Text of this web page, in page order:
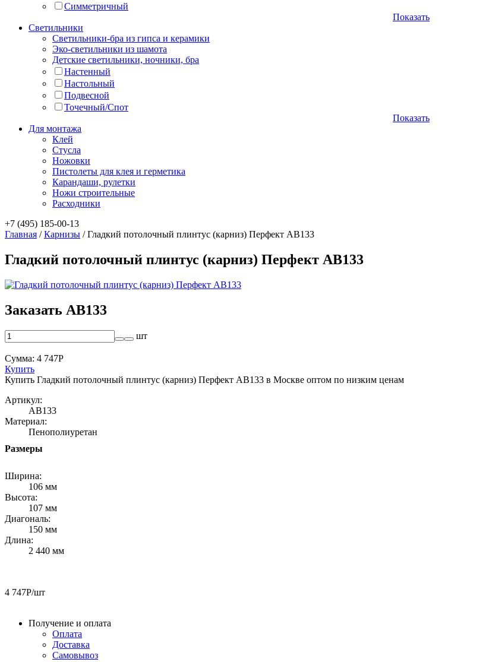
Симметричный
Показать
Светильники
Светильники-бра из гипса и керамики
Эко-светильники из шамота
Детские светильники, ночники, бра
Настенный
Настольный
Подвесной
Точечный/Спот
Показать
Для монтажа
Клей
Стусла
Ножовки
Пистолеты для клея и герметика
Карандаши, рулетки
Ножи строительные
Расходники
+7 (495) 185-00-13
Главная /Карнизы /Гладкий потолочный плинтус (карниз) Перфект AB133
Гладкий потолочный плинтус (карниз) Перфект AB133
Заказать AB133
шт
Сумма: 4 747Р
Купить
Купить Гладкий потолочный плинтус (карниз) Перфект AB133 в Москве оптом по низким ценам
Артикул:
AB133
Материал:
Пенополиуретан
Размеры
Ширина:
106 мм
Высота:
107 мм
Диагональ:
150 мм
Длина:
2 440 мм
4 747Р/шт
Получение и оплата
Оплата
Доставка
Самовывоз